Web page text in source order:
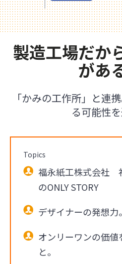
製造工場だか
があ
「かみの工作所」と連
る可能性を
Topics
福永紙工株式会社
のONLY STORY
デザイナーの発想力
オンリーワンの価値
と。